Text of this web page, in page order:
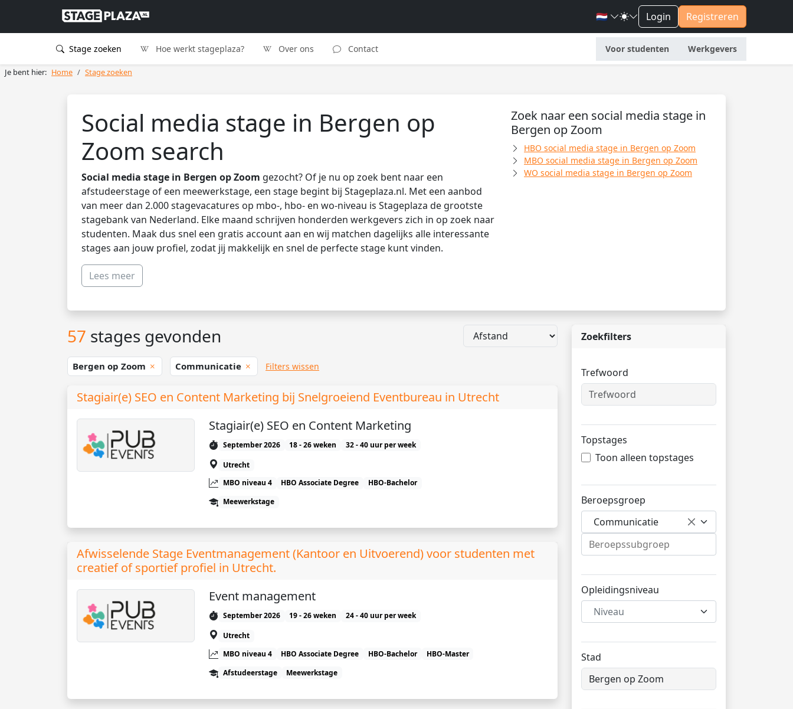
🇳🇱 Login Registreren
Stage zoeken Hoe werkt stageplaza? Over ons Contact Voor studenten Werkgevers
Je bent hier: Home Stage zoeken
Social media stage in Bergen op
Zoom search
Social media stage in Bergen op Zoom gezocht? Of je nu op zoek bent naar een
afstudeerstage of een meewerkstage, een stage begint bij Stageplaza.nl. Met een aanbod
van meer dan 2.000 stagevacatures op mbo-, hbo- en wo-niveau is Stageplaza de grootste
stagebank van Nederland. Elke maand schrijven honderden werkgevers zich in op zoek naar
studenten. Maak dus snel een gratis account aan en wij matchen dagelijks alle interessante
stages aan jouw profiel, zodat jij makkelijk en snel de perfecte stage kunt vinden.
Lees meer
Zoek naar een social media stage in
Bergen op Zoom
HBO social media stage in Bergen op Zoom
MBO social media stage in Bergen op Zoom
WO social media stage in Bergen op Zoom
Zoekfilters
Trefwoord
Topstages
Toon alleen topstages
Beroepsgroep
Communicatie
Opleidingsniveau
Niveau
Stad
57 stages gevonden
Bergen op Zoom Communicatie Filters wissen
Stagiair(e) SEO en Content Marketing bij Snelgroeiend Eventbureau in Utrecht
Stagiair(e) SEO en Content Marketing
September 2026 18 - 26 weken
32 - 40 uur per week
Utrecht
MBO niveau 4
HBO Associate Degree
HBO-Bachelor
Meewerkstage
Afwisselende Stage Eventmanagement (Kantoor en Uitvoerend) voor studenten met
creatief of sportief profiel in Utrecht.
Event management
September 2026 19 - 26 weken
24 - 40 uur per week
Utrecht
MBO niveau 4
HBO Associate Degree HBO-Bachelor
HBO-Master
Afstudeerstage
Meewerkstage